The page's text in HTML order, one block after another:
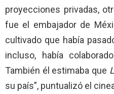
proyecciones privadas,
fue el embajador de
cultivado que había
incluso, había
También él estimaba que
su país”, puntualizó el